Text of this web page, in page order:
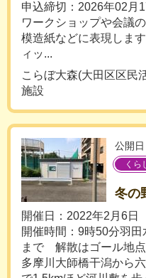
申込締切：2026年02月
ワークショップや会議
模造紙などに表現しま
ィッ...
こらぼ大森(大田区区民
施設
公開
くら
冬の
開催日：2022年2月6日
開催時間：9時50分羽
まで 解散はゴール地点
多摩川大師橋干潟から